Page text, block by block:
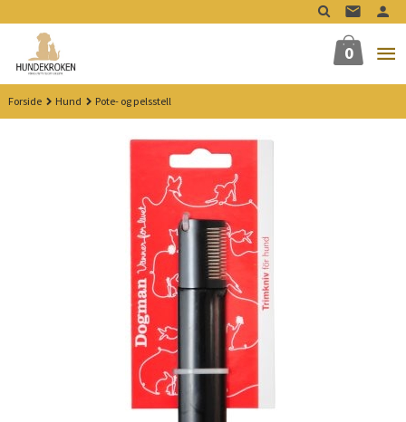
til
innholdet
0
Forside Hund Pote- og pelsstell